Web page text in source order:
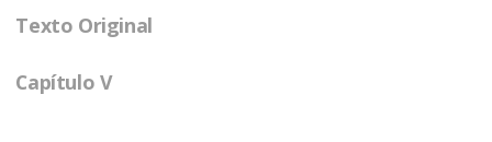
Texto Original
Capítulo V